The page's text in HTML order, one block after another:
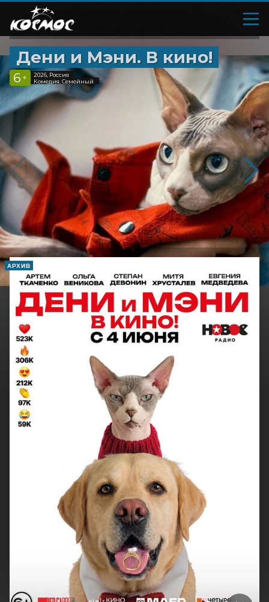
Дени и Мэни. В кино!
6 +
2026, Россия
Комедия, Семейный
АРХИВ